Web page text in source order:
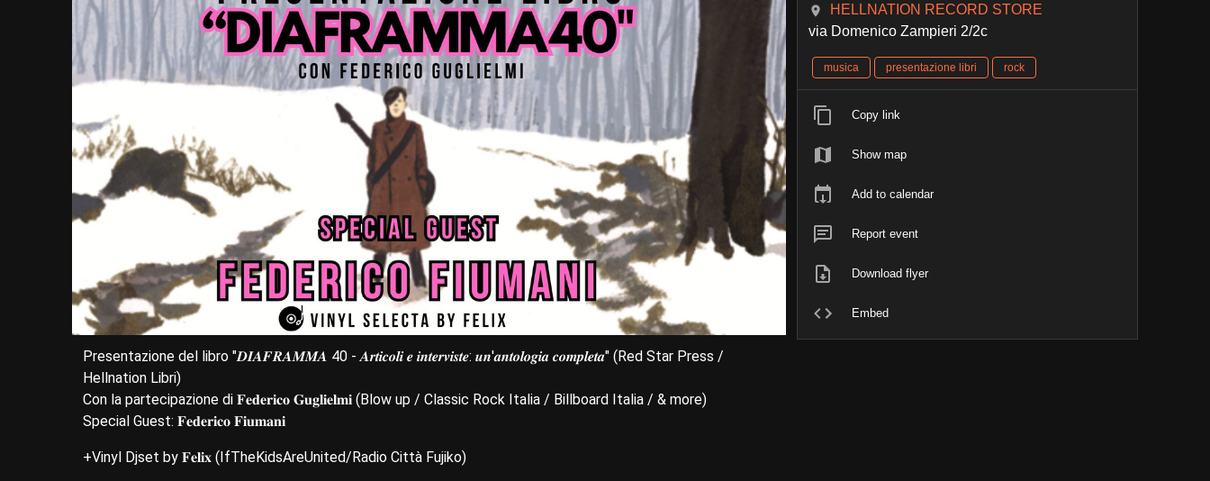
Presentazione del libro "𝑫𝑰𝑨𝑭𝑹𝑨𝑴𝑴𝑨 40 - 𝑨𝒓𝒕𝒊𝒄𝒐𝒍𝒊 𝒆 𝒊𝒏𝒕𝒆𝒓𝒗𝒊𝒔𝒕𝒆: 𝒖𝒏'𝒂𝒏𝒕𝒐𝒍𝒐𝒈𝒊𝒂 𝒄𝒐𝒎𝒑𝒍𝒆𝒕𝒂" (Red Star Press /
Hellnation Libri)
Con la partecipazione di 𝐅𝐞𝐝𝐞𝐫𝐢𝐜𝐨 𝐆𝐮𝐠𝐥𝐢𝐞𝐥𝐦𝐢 (Blow up / Classic Rock Italia / Billboard Italia / & more)
Special Guest: 𝐅𝐞𝐝𝐞𝐫𝐢𝐜𝐨 𝐅𝐢𝐮𝐦𝐚𝐧𝐢
+Vinyl Djset by 𝐅𝐞𝐥𝐢𝐱 (IfTheKidsAreUnited/Radio Città Fujiko)
HELLNATION RECORD STORE
via Domenico Zampieri 2/2c
musica presentazione libri rock
Copy link
Show map
Add to calendar
Report event
Download flyer
Embed